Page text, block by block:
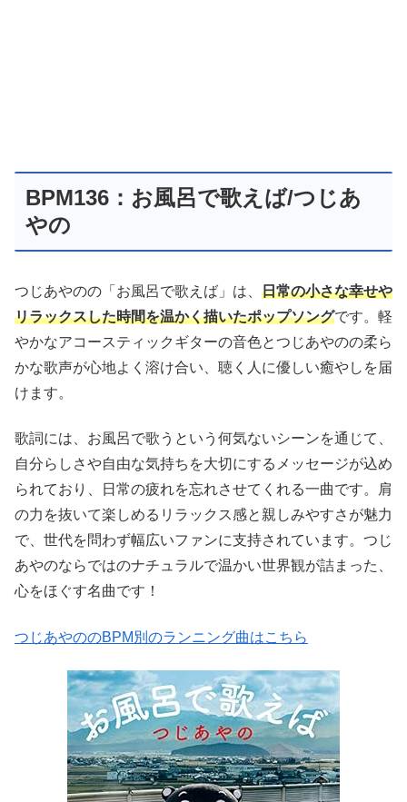
BPM136：お風呂で歌えば/つじあ
やの
つじあやのの「お風呂で歌えば」は、 日常の小さな幸せや
リラックスした時間を温かく描いたポップソングです。軽
やかなアコースティックギターの音色とつじあやのの柔ら
かな歌声が心地よく溶け合い、聴く人に優しい癒やしを届
けます。
歌詞には、お風呂で歌うという何気ないシーンを通じて、
自分らしさや自由な気持ちを大切にするメッセージが込め
られており、日常の疲れを忘れさせてくれる一曲です。肩
の力を抜いて楽しめるリラックス感と親しみやすさが魅力
で、世代を問わず幅広いファンに支持されています。つじ
あやのならではのナチュラルで温かい世界観が詰まった、
心をほぐす名曲です！
つじあやののBPM別のランニング曲はこちら